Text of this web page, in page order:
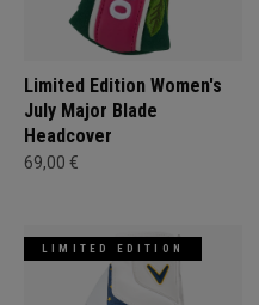
Limited Edition Women's
July Major Blade
Headcover
69,00 €
LIMITED EDITION